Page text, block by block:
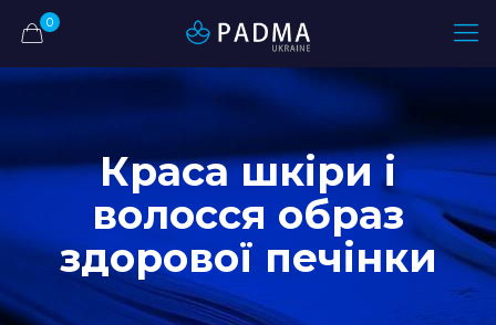
0
Краса шкіри і
волосся образ
здорової печінки